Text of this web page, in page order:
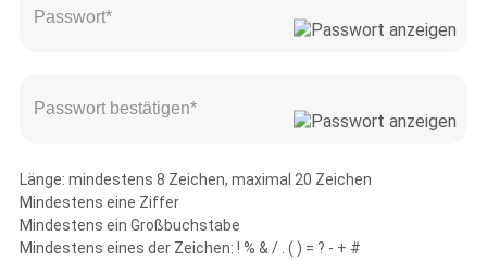
Länge: mindestens 8 Zeichen, maximal 20 Zeichen
Mindestens eine Ziffer
Mindestens ein Großbuchstabe
Mindestens eines der Zeichen: ! % & / . ( ) = ? - + #